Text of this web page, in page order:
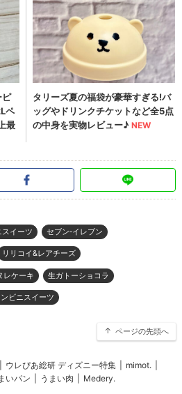
スイーツ セブン‐イレブン
リリコイ&レアチーズ
レケーキ 生ガトーショコラ
ビニスイーツ
ページの先頭へ
ウレぴあ総研 ディズニー特集 mimot.
いパン うまい肉 Medery.